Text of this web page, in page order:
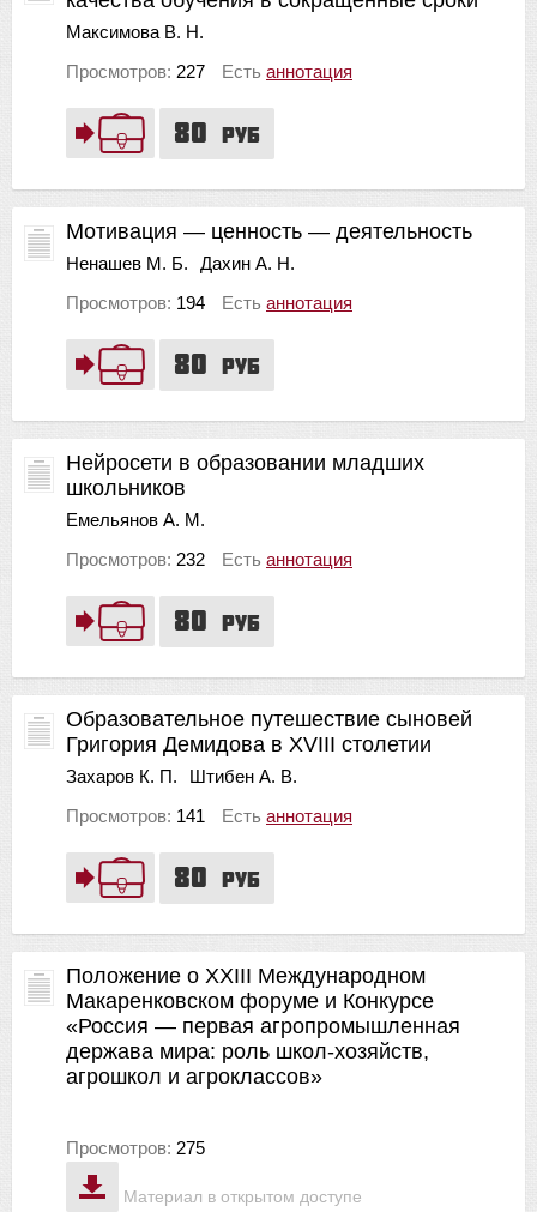
80 руб
Максимова В. Н.
Просмотров: 227 Есть аннотация
80 руб
Мотивация — ценность — деятельность
Ненашев М. Б.
Дахин А. Н.
Просмотров: 194 Есть аннотация
80 руб
Нейросети в образовании младших
школьников
Емельянов А. М.
Просмотров: 232 Есть аннотация
80 руб
Образовательное путешествие сыновей
Григория Демидова в XVIII столетии
Захаров К. П.
Штибен А. В.
Просмотров: 141 Есть аннотация
Материал в открытом доступе
Положение о XXIII Международном
Макаренковском форуме и Конкурсе
«Россия — первая агропромышленная
держава мира: роль школ-хозяйств,
агрошкол и агроклассов»
Просмотров: 275